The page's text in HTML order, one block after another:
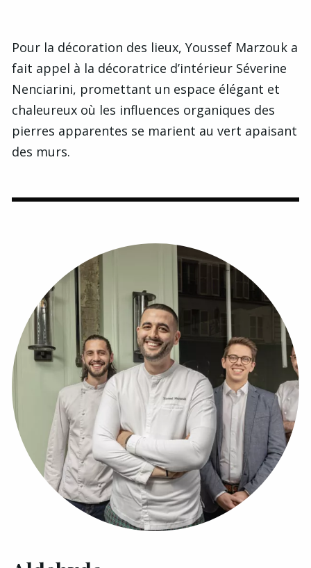
Pour la décoration des lieux, Youssef Marzouk a
fait appel à la décoratrice d’intérieur Séverine
Nenciarini, promettant un espace élégant et
chaleureux où les influences organiques des
pierres apparentes se marient au vert apaisant
des murs.